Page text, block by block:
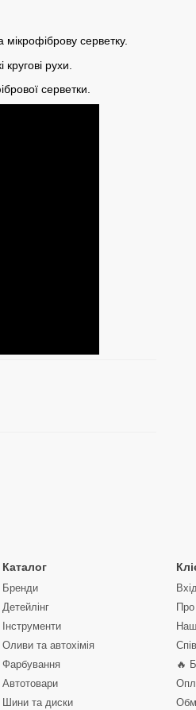
мікрофіброву серветку.
рухи.
серветки.
Каталог
Бренди
Детейлінг
Інструменти
Оливи та автохімія
Фарбування
Автотовари
Шини та диски
🔥